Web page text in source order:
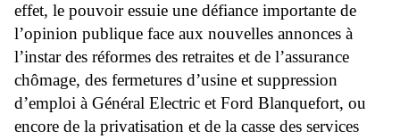
effet, le pouvoir essuie une défiance importante de
l’opinion publique face aux nouvelles annonces à
l’instar des réformes des retraites et de l’assurance
chômage, des fermetures d’usine et suppression
d’emploi à Général Electric et Ford Blanquefort, ou
encore de la privatisation et de la casse des services